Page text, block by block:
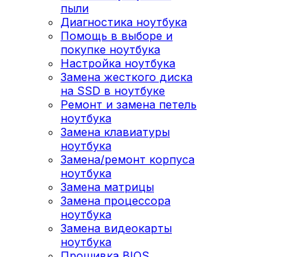
пыли
Диагностика ноутбука
Помощь в выборе и
покупке ноутбука
Настройка ноутбука
Замена жесткого диска
на SSD в ноутбуке
Ремонт и замена петель
ноутбука
Замена клавиатуры
ноутбука
Замена/ремонт корпуса
ноутбука
Замена матрицы
Замена процессора
ноутбука
Замена видеокарты
ноутбука